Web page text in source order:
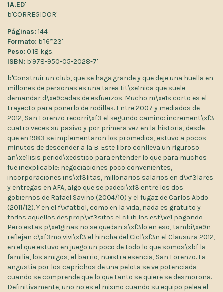
1A.ED'
b'CORREGIDOR'
Páginas: 144
Formato: b'16*23'
Peso: 0.18 kgs.
ISBN: b'978-950-05-2028-7'
b'Construir un club, que se haga grande y que deje una huella en
millones de personas es una tarea tit\xe1nica que suele
demandar d\xe9cadas de esfuerzos. Mucho m\xe1s corto es el
trayecto para ponerlo de rodillas. Entre 2007 y mediados de
2012, San Lorenzo recorri\xf3 el segundo camino: increment\xf3
cuatro veces su pasivo y por primera vez en la historia, desde
que en 1983 se implementaron los promedios, estuvo a pocos
minutos de descender a la B. Este libro conlleva un riguroso
an\xe1lisis period\xedstico para entender lo que para muchos
fue inexplicable: negociaciones poco convenientes,
incorporaciones ins\xf3litas, millonarios salarios en d\xf3lares
y entregas en AFA, algo que se padeci\xf3 entre los dos
gobiernos de Rafael Savino (2004/10) y el fugaz de Carlos Abdo
(2011/12). Y en el f\xfatbol, como en la vida, nada es gratuito y
todos aquellos desprop\xf3sitos el club los est\xe1 pagando.
Pero estas p\xe1ginas no se quedan s\xf3lo en eso, tambi\xe9n
reflejan c\xf3mo vivi\xf3 el hincha del Cicl\xf3n el Clausura 2012,
en el que estuvo en juego un poco de todo lo que somos\xbf la
familia, los amigos, el barrio, nuestra esencia, San Lorenzo. La
angustia por los caprichos de una pelota se ve potenciada
cuando se comprende que lo que tanto se quiere se desmorona.
Definitivamente, uno no es el mismo cuando su equipo pelea el